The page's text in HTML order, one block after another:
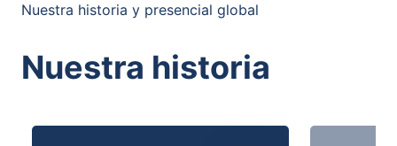
Nuestra historia y presencial global
Nuestra historia